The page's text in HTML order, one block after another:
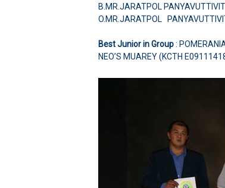
B.MR.JARATPOL PANYAVUTTIVIT
O.MR.JARATPOL
Best Junior in Group:
NEO’S MUAREY (KCTH